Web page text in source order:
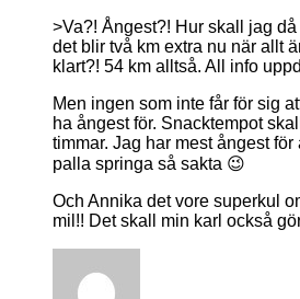
>Va?! Ångest?! Hur skall jag
det blir två km extra nu när allt
klart?! 54 km alltså. All info
Men ingen som inte får för sig
ha ångest för. Snacktempot
timmar. Jag har mest ångest
palla springa så sakta 😉
Och Annika det vore superkul
mil!! Det skall min karl också